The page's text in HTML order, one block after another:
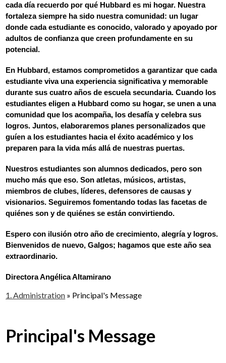
cada día recuerdo por qué Hubbard es mi hogar. Nuestra
fortaleza siempre ha sido nuestra comunidad: un lugar
donde cada estudiante es conocido, valorado y apoyado por
adultos de confianza que creen profundamente en su
potencial.
En Hubbard, estamos comprometidos a garantizar que cada
estudiante viva una experiencia significativa y memorable
durante sus cuatro años de escuela secundaria. Cuando los
estudiantes eligen a Hubbard como su hogar, se unen a una
comunidad que los acompaña, los desafía y celebra sus
logros. Juntos, elaboraremos planes personalizados que
guíen a los estudiantes hacia el éxito académico y los
preparen para la vida más allá de nuestras puertas.
Nuestros estudiantes son alumnos dedicados, pero son
mucho más que eso. Son atletas, músicos, artistas,
miembros de clubes, líderes, defensores de causas y
visionarios. Seguiremos fomentando todas las facetas de
quiénes son y de quiénes se están convirtiendo.
Espero con ilusión otro año de crecimiento, alegría y logros.
Bienvenidos de nuevo, Galgos; hagamos que este año sea
extraordinario.
Directora Angélica Altamirano
1. Administration » Principal's Message
Principal's Message